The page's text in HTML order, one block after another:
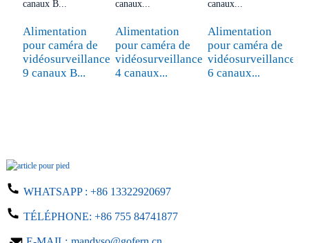
Alimentation
pour caméra de
vidéosurveillance
9 canaux B...
Alimentation
pour caméra de
vidéosurveillance
4 canaux...
Alimentation
pour caméra de
vidéosurveillance
6 canaux...
WHATSAPP : +86 13322920697
TÉLÉPHONE: +86 755 84741877